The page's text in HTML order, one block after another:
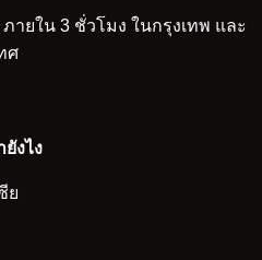
ายใน 3 ชั่วโมง ในกรุงเทพ และ
ศ
งไง
ย